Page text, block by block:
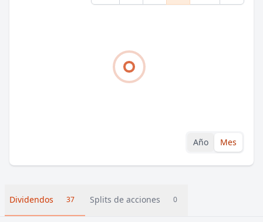
Año Mes
Dividendos 37 Splits de acciones 0